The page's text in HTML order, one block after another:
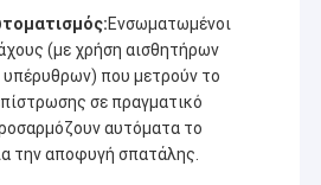
Ενσωματωμένοι
(με χρήση αισθητήρων
υπέρυθρων) που μετρούν το
σε πραγματικό
αυτόματα το
την αποφυγή σπατάλης.